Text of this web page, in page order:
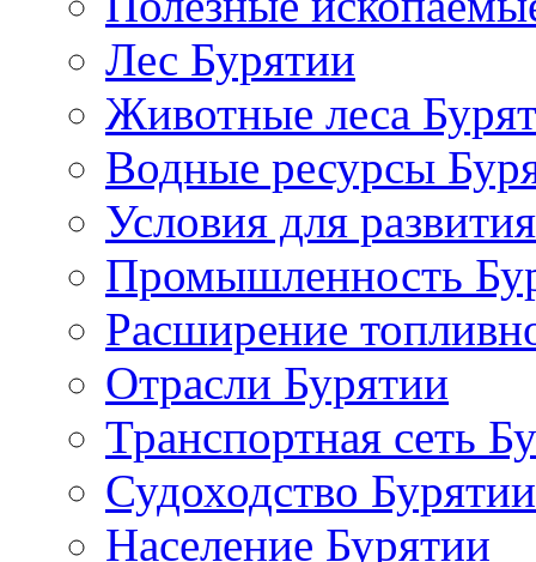
Лес Бурятии
Животные леса
Водные ресурсы
Условия для
Промышленность
Расширение
Отрасли Бурятии
Транспортная сеть
Судоходство Бурятии
Население Бурятии